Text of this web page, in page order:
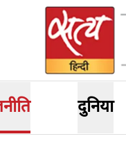
दुनिया